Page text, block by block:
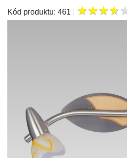
Kód produktu: 461 ★★★★
★★★★